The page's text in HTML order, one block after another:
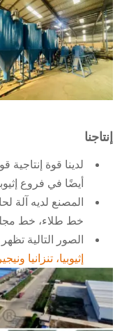
إنتاجنا
لدينا قوة
أيضًا في فروع
المصنع لديه آلة
خط طلاء، خط
الصور التالية
إثيوبيا، تنزانيا